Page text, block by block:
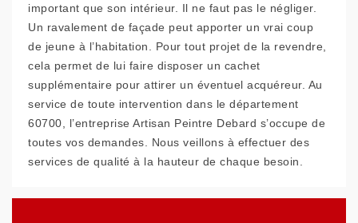
important que son intérieur. Il ne faut pas le négliger.
Un ravalement de façade peut apporter un vrai coup
de jeune à l’habitation. Pour tout projet de la revendre,
cela permet de lui faire disposer un cachet
supplémentaire pour attirer un éventuel acquéreur. Au
service de toute intervention dans le département
60700, l’entreprise Artisan Peintre Debard s’occupe de
toutes vos demandes. Nous veillons à effectuer des
services de qualité à la hauteur de chaque besoin.